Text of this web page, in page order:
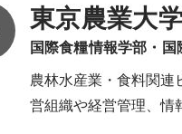
東京農業大
国際食糧情報学部・
農林水産業・食料関連
営組織や経営管理、情